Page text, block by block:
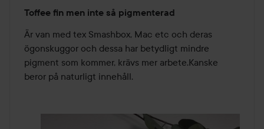
3
av
5
Toffee fin men inte så pigmenterad
Är van med tex Smashbox, Mac etc och deras
ögonskuggor och dessa har betydligt mindre
pigment som kommer, krävs mer arbete.Kanske
beror på naturligt innehåll.